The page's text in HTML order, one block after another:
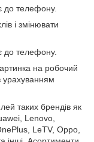
до телефону.
і змінювати
до телефону.
на робочий
урахуванням
таких брендів як
Lenovo,
LeTV, Oppo,